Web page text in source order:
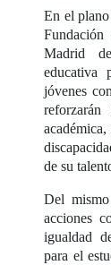
En el
Madrid
educativa
jóvenes
reforzarán
de su
Del
acciones
igualdad
para el